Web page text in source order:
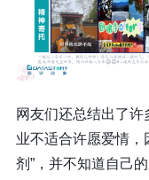
网友们还总结出了
业不适合许愿爱情，
剂”，并不知道自己